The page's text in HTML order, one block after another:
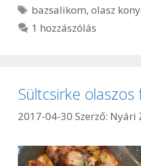
Címkék
bazsalikom,olasz
1 hozzászólás
Sültcsirke olaszos
2017-04-30 Szerző: Nyári